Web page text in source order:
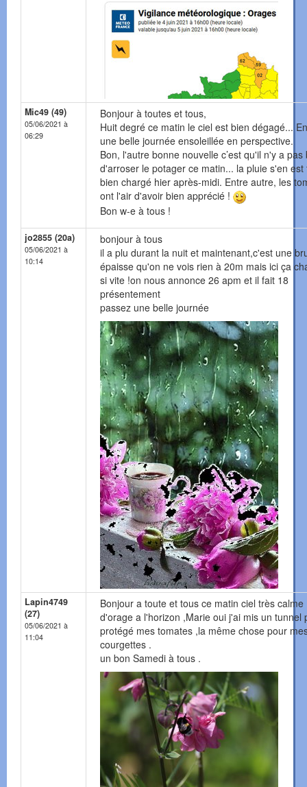
Mic49 (49)
05/06/2021 à
06:29
Bonjour à toutes et tous,
Huit degré ce matin le ciel est bien dégagé...
une belle journée ensoleillée en perspective.
Bon, l'autre bonne nouvelle c’est qu'il n'y a pas
d'arroser le potager ce matin... la pluie s'en est
bien chargé hier après-midi. Entre autre, les
ont l'air d'avoir bien apprécié !
Bon w-e à tous !
jo2855 (20a)
05/06/2021 à
10:14
bonjour à tous
il a plu durant la nuit et maintenant,c'est une
épaisse qu'on ne vois rien à 20m mais ici ça
si vite !on nous annonce 26 apm et il fait 18
présentement
passez une belle journée
Lapin4749
(27)
05/06/2021 à
11:04
Bonjour a toute et tous ce matin ciel très calme
d'orage a l'horizon ,Marie oui j'ai mis un tunnel
protégé mes tomates ,la même chose pour
courgettes .
un bon Samedi à tous .